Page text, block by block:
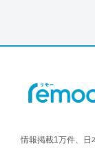
情報掲載1万件、日